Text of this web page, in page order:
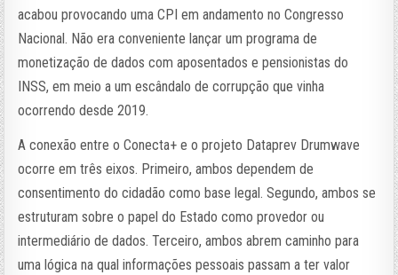
acabou provocando uma CPI em andamento no Congresso
Nacional. Não era conveniente lançar um programa de
monetização de dados com aposentados e pensionistas do
INSS, em meio a um escândalo de corrupção que vinha
ocorrendo desde 2019.
A conexão entre o Conecta+ e o projeto Dataprev Drumwave
ocorre em três eixos. Primeiro, ambos dependem de
consentimento do cidadão como base legal. Segundo, ambos se
estruturam sobre o papel do Estado como provedor ou
intermediário de dados. Terceiro, ambos abrem caminho para
uma lógica na qual informações pessoais passam a ter valor